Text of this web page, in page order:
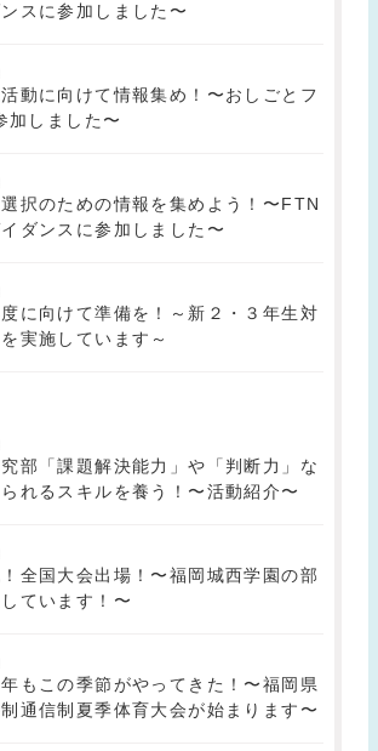
スに参加しました〜
活動に向けて情報集め！〜おしごとフ
加しました〜
選択のための情報を集めよう！〜FTN
ダンスに参加しました〜
度に向けて準備を！～新２・３年生対
実施しています～
究部「課題解決能力」や「判断力」な
れるスキルを養う！〜活動紹介〜
！全国大会出場！〜福岡城西学園の部
ています！〜
年もこの季節がやってきた！〜福岡県
通信制夏季体育大会が始まります〜